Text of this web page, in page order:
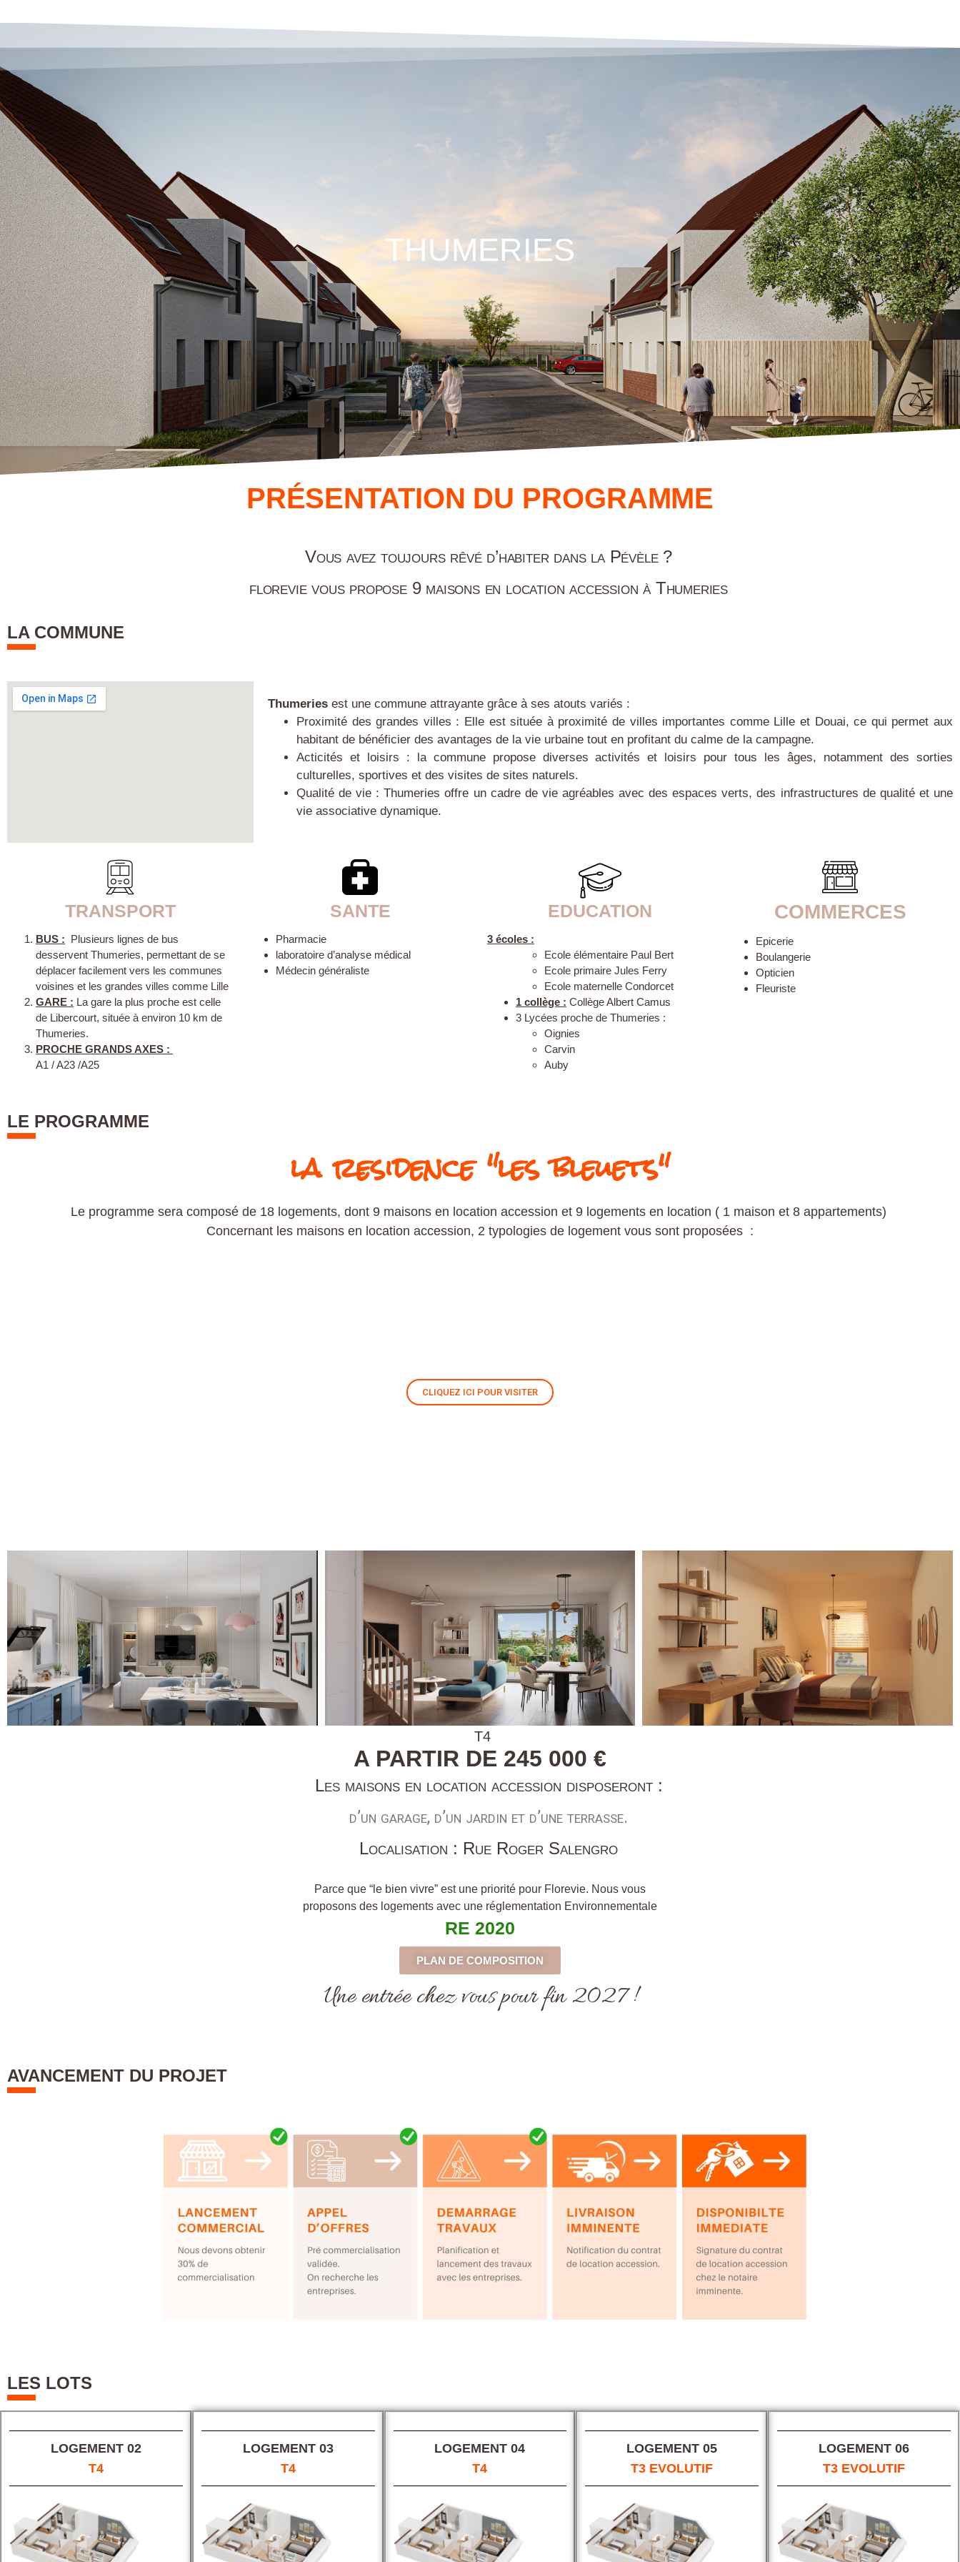
THUMERIES
PRÉSENTATION DU PROGRAMME
Vous avez toujours rêvé d’habiter dans la Pévèle ?
florevie vous propose 9 maisons en location accession à Thumeries
LA COMMUNE
Thumeriesest une commune attrayante grâce à ses atouts variés :
Proximité des grandes villes : Elle est située à proximité de villes importantes comme Lille et Douai, ce qui permet aux
habitant de bénéficier des avantages de la vie urbaine tout en profitant du calme de la campagne.
Acticités et loisirs : la commune propose diverses activités et loisirs pour tous les âges, notamment des sorties
culturelles, sportives et des visites de sites naturels.
Qualité de vie : Thumeries offre un cadre de vie agréables avec des espaces verts, des infrastructures de qualité et une
vie associative dynamique.
TRANSPORT
BUS : Plusieurs lignes de bus
desservent Thumeries, permettant de se
déplacer facilement vers les communes
voisines et les grandes villes comme Lille
GARE : La gare la plus proche est celle
de Libercourt, située à environ 10 km de
Thumeries.
PROCHE GRANDS AXES :
A1 / A23 /A25
SANTE
Pharmacie
laboratoire d’analyse médical
Médecin généraliste
EDUCATION
3 écoles :
Ecole élémentaire Paul Bert
Ecole primaire Jules Ferry
Ecole maternelle Condorcet
1 collège : Collège Albert Camus
3 Lycées proche de Thumeries :
Oignies
Carvin
Auby
COMMERCES
Epicerie
Boulangerie
Opticien
Fleuriste
LE PROGRAMME
la residence "les bleuets"
Le programme sera composé de 18 logements, dont 9 maisons en location accession et 9 logements en location ( 1 maison et 8 appartements)
Concernant les maisons en location accession, 2 typologies de logement vous sont proposées :
CLIQUEZ ICI POUR VISITER
T4
A PARTIR DE 245 000 €
Les maisons en location accession disposeront :
d’un garage, d’un jardin et d’une terrasse.
Localisation : Rue Roger Salengro
Parce que “le bien vivre” est une priorité pour Florevie. Nous vous
proposons des logements avec une réglementation Environnementale
RE 2020
PLAN DE COMPOSITION
Une entrée chez vous pour fin 2027 !
AVANCEMENT DU PROJET
LES LOTS
LOGEMENT 02
T4
LOGEMENT 03
T4
LOGEMENT 04
T4
LOGEMENT 05
T3 EVOLUTIF
LOGEMENT 06
T3 EVOLUTIF